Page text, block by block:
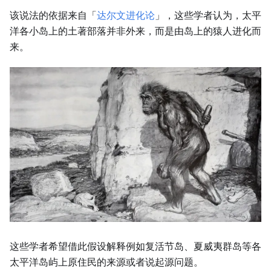
该说法的依据来自「 达尔文进化论 」，这些学者认为，太平
洋各小岛上的土著部落并非外来，而是由岛上的猿人进化而
来。
这些学者希望借此假设解释例如复活节岛、夏威夷群岛等各
太平洋岛屿上原住民的来源或者说起源问题。